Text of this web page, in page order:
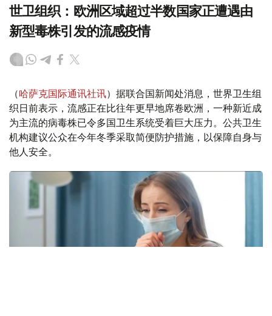
世卫组织：欧洲区域超过半数国家正遭遇由
新型毒株引发的流感疫情
（哈萨克国际通讯社讯）据联合国新闻处消息，世界卫生组
织日前表示，流感正在比往年更早地席卷欧洲，一种新近成
为主流的病毒株已令多国卫生系统受着巨大压力。公共卫生
机构建议公众在今年冬季采取简便防护措施，以保障自身与
他人安全。